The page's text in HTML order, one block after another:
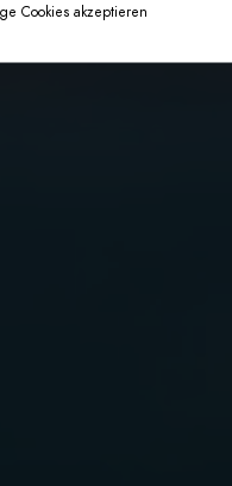
Cookies akzeptieren